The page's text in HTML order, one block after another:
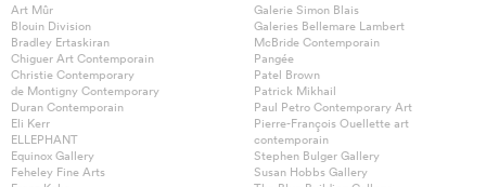
Art Mûr
Blouin Division
Bradley Ertaskiran
Chiguer Art Contemporain
Christie Contemporary
de Montigny Contemporary
Duran Contemporain
Eli Kerr
ELLEPHANT
Equinox Gallery
Feheley Fine Arts
Galerie Simon Blais
Galeries Bellemare Lambert
McBride Contemporain
Pangée
Patel Brown
Patrick Mikhail
Paul Petro Contemporary Art
Pierre-François Ouellette art
contemporain
Stephen Bulger Gallery
Susan Hobbs Gallery